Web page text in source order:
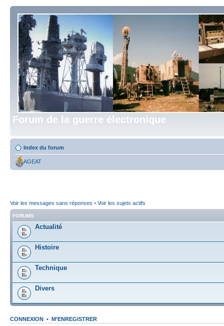
Forum de la guerre électronique
Index du forum
AGEAT
Voir les messages sans réponses • Voir les sujets actifs
FORUMS
Actualité
Histoire
Technique
Divers
CONNEXION • M’ENREGISTRER